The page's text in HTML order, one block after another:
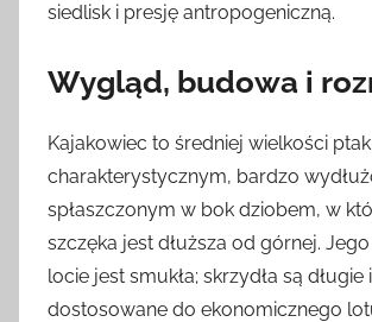
siedlisk i presję antropogeniczną.
Wygląd, budowa i
Kajakowiec to średniej wielkości
charakterystycznym, bardzo
spłaszczonym w bok dziobem, w
szczęka jest dłuższa od górnej.
locie jest smukła; skrzydła są długie
dostosowane do ekonomicznego